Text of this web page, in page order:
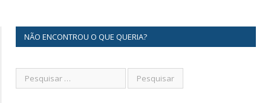
NÃO ENCONTROU O QUE QUERIA?